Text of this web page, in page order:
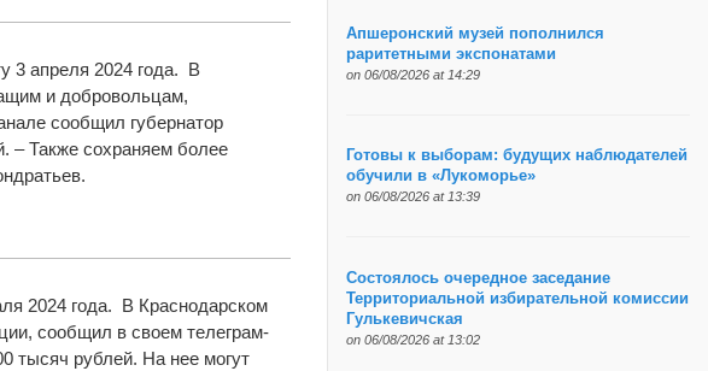
3 апреля 2024 года. В
и добровольцам,
сообщил губернатор
– Также сохраняем более
2024 года. В Краснодарском
сообщил в своем телеграм-
тысяч рублей. На нее могут
Апшеронский музей пополнился
раритетными экспонатами
on 06/08/2026 at 14:29
Готовы к выборам: будущих наблюдателей
обучили в «Лукоморье»
on 06/08/2026 at 13:39
Состоялось очередное заседание
Территориальной избирательной комиссии
Гулькевичская
on 06/08/2026 at 13:02